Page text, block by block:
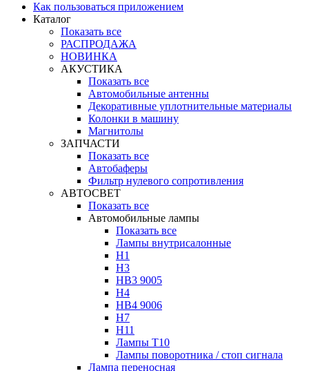
Как пользоваться приложением
Каталог
Показать все
РАСПРОДАЖА
НОВИНКА
АКУСТИКА
Показать все
Автомобильные антенны
Декоративные уплотнительные материалы
Колонки в машину
Магнитолы
ЗАПЧАСТИ
Показать все
Автобаферы
Фильтр нулевого сопротивления
АВТОСВЕТ
Показать все
Автомобильные лампы
Показать все
Лампы внутрисалонные
H1
H3
HB3 9005
H4
HB4 9006
H7
H11
Лампы Т10
Лампы поворотника / стоп сигнала
Лампа переносная